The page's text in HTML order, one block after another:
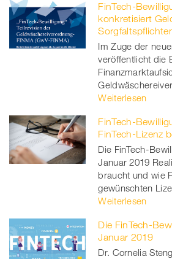
FinTech-
konkretisiert
Im Zuge der
veröffentlicht die
Weiterlesen
FinTech-
FinTech-Lizenz
Die FinTech-
Januar 2019
braucht und wie
gewünschten
Weiterlesen
Die FinTech-
Januar 2019
Dr. Cornelia